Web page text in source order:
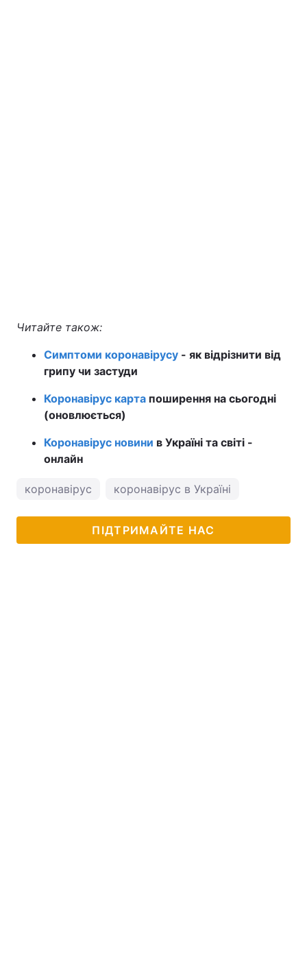
Читайте також:
Симптоми коронавірусу - як відрізнити від
грипу чи застуди
Коронавірус карта поширення на сьогодні
(оновлюється)
Коронавірус новини в Україні та світі -
онлайн
коронавірус коронавірус в Україні
ПІДТРИМАЙТЕ НАС